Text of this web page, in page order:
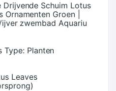
Drijvende Schuim Lotus
Groen |
zwembad Aquariu
Type: Planten
Leaves